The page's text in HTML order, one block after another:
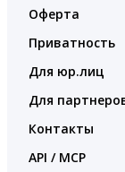
Оферта
Приватность
Для юр.лиц
Для
Контакты
API / MCP